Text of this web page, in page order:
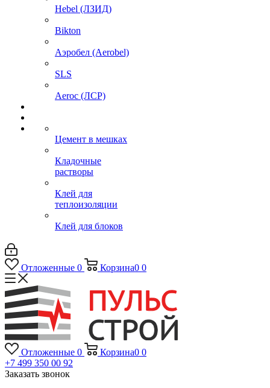
Hebel (ЛЗИД)
Bikton
Аэробел (Aerobel)
SLS
Aeroc (ЛСР)
Цемент в мешках
Кладочные
растворы
Клей для
теплоизоляции
Клей для блоков
Отложенные 0 Корзина0 0
Отложенные 0 Корзина0 0
+7 499 350 00 92
Заказать звонок